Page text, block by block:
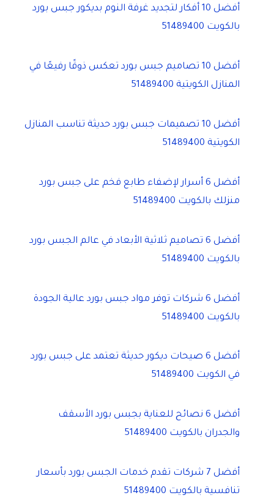
أفضل 10 أفكار لتجديد غرفة النوم بديكور جبس بورد
بالكويت 51489400
أفضل 10 تصاميم جبس بورد تعكس ذوقًا رفيعًا في
المنازل الكويتية 51489400
أفضل 10 تصميمات جبس بورد حديثة تناسب المنازل
الكويتية 51489400
أفضل 6 أسرار لإضفاء طابع فخم على جبس بورد
منزلك بالكويت 51489400
أفضل 6 تصاميم ثلاثية الأبعاد في عالم الجبس بورد
بالكويت 51489400
أفضل 6 شركات توفر مواد جبس بورد عالية الجودة
بالكويت 51489400
أفضل 6 صيحات ديكور حديثة تعتمد على جبس بورد
في الكويت 51489400
أفضل 6 نصائح للعناية بجبس بورد الأسقف
والجدران بالكويت 51489400
أفضل 7 شركات تقدم خدمات الجبس بورد بأسعار
تنافسية بالكويت 51489400